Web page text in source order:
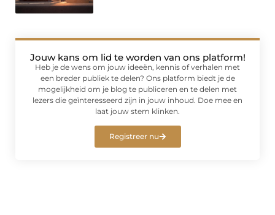
Jouw kans om lid te worden van ons platform!
Heb je de wens om jouw ideeën, kennis of verhalen met
een breder publiek te delen? Ons platform biedt je de
mogelijkheid om je blog te publiceren en te delen met
lezers die geïnteresseerd zijn in jouw inhoud. Doe mee en
laat jouw stem klinken.
Registreer nu